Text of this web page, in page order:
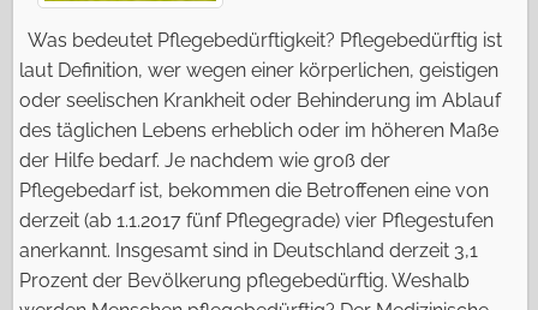
Was bedeutet Pflegebedürftigkeit? Pflegebedürftig ist
laut Definition, wer wegen einer körperlichen, geistigen
oder seelischen Krankheit oder Behinderung im Ablauf
des täglichen Lebens erheblich oder im höheren Maße
der Hilfe bedarf. Je nachdem wie groß der
Pflegebedarf ist, bekommen die Betroffenen eine von
derzeit (ab 1.1.2017 fünf Pflegegrade) vier Pflegestufen
anerkannt. Insgesamt sind in Deutschland derzeit 3,1
Prozent der Bevölkerung pflegebedürftig. Weshalb